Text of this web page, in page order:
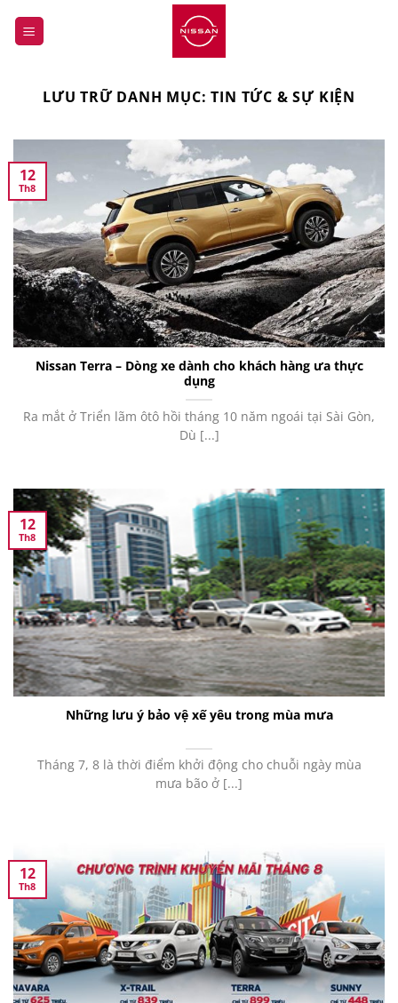
qua
LƯU TRỮ DANH MỤC:TIN TỨC & SỰ KIỆN
Nissan Terra – Dòng xe dành cho khách hàng ưa thực
dụng
Ra mắt ở Triển lãm ôtô hồi tháng 10 năm ngoái tại Sài Gòn,
Dù [...]
12
Th8
Những lưu ý bảo vệ xế yêu trong mùa mưa
Tháng 7, 8 là thời điểm khởi động cho chuỗi ngày mùa
mưa bão ở [...]
12
Th8
12
Th8